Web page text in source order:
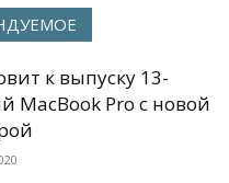
к выпуску 13-
MacBook Pro с новой